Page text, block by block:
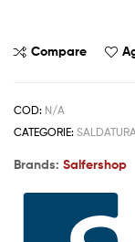
Compare
COD: N/A
CATEGORIE:
Brands: Salfershop